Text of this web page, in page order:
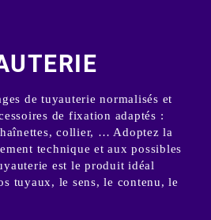
de tuyauterie normalisés et
de fixation adaptés :
collier, … Adoptez la
technique et aux possibles
est le produit idéal
tuyaux, le sens, le contenu, le